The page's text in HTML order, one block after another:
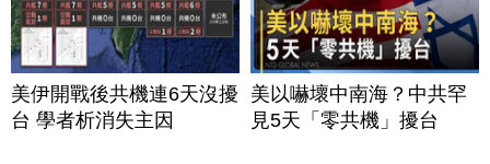
美伊開戰後共機連6天沒擾
台 學者析消失主因
美以嚇壞中南海？中共罕
見5天「零共機」擾台